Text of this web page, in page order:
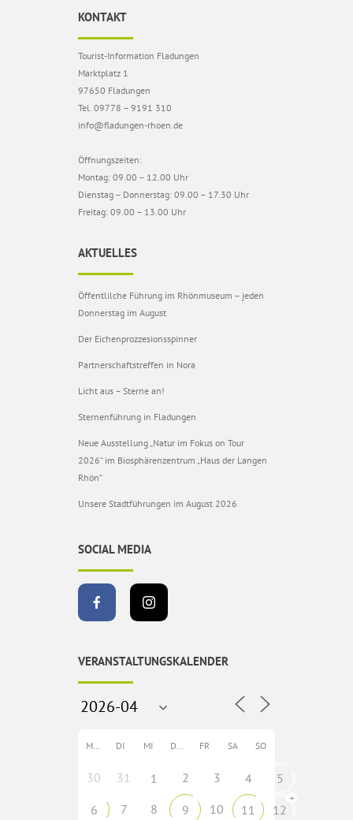
KONTAKT
Tourist-Information Fladungen
Marktplatz 1
97650 Fladungen
Tel. 09778 – 9191 310
info@fladungen-rhoen.de
Öffnungszeiten:
Montag: 09.00 – 12.00 Uhr
Dienstag – Donnerstag: 09.00 – 17.30 Uhr
Freitag: 09.00 – 13.00 Uhr
AKTUELLES
Öffentlilche Führung im Rhönmuseum – jeden
Donnerstag im August
Der Eichenprozzesionsspinner
Partnerschaftstreffen in Nora
Licht aus – Sterne an!
Sternenführung in Fladungen
Neue Ausstellung „Natur im Fokus on Tour
2026“ im Biosphärenzentrum „Haus der Langen
Rhön“
Unsere Stadtführungen im August 2026
SOCIAL MEDIA
VERANSTALTUNGSKALENDER
MO DI MI DO FR SA SO
30 31 1 2 3 4
5
6
7 8 9 10 11 12
+